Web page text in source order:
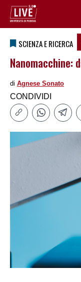
SCIENZA E RICERCA
Nanomacchine:
di Agnese Sonato
CONDIVIDI